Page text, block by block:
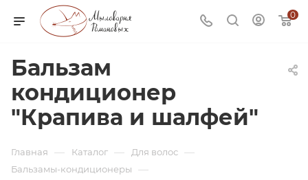
0
Бальзам
кондиционер
"Крапива и шалфей"
Главная — Каталог — Для волос —
Бальзамы-кондиционеры —